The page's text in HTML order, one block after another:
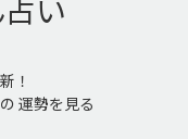
い
！
運勢を見る